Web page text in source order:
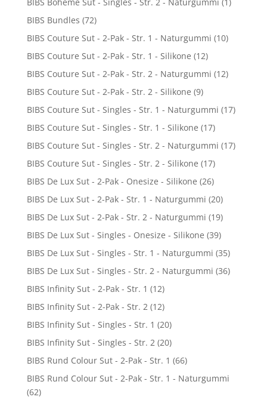
BIBS Bundles (72)
BIBS Couture Sut - 2-Pak - Str. 1 - Naturgummi (10)
BIBS Couture Sut - 2-Pak - Str. 1 - Silikone (12)
BIBS Couture Sut - 2-Pak - Str. 2 - Naturgummi (12)
BIBS Couture Sut - 2-Pak - Str. 2 - Silikone (9)
BIBS Couture Sut - Singles - Str. 1 - Naturgummi (17)
BIBS Couture Sut - Singles - Str. 1 - Silikone (17)
BIBS Couture Sut - Singles - Str. 2 - Naturgummi (17)
BIBS Couture Sut - Singles - Str. 2 - Silikone (17)
BIBS De Lux Sut - 2-Pak - Onesize - Silikone (26)
BIBS De Lux Sut - 2-Pak - Str. 1 - Naturgummi (20)
BIBS De Lux Sut - 2-Pak - Str. 2 - Naturgummi (19)
BIBS De Lux Sut - Singles - Onesize - Silikone (39)
BIBS De Lux Sut - Singles - Str. 1 - Naturgummi (35)
BIBS De Lux Sut - Singles - Str. 2 - Naturgummi (36)
BIBS Infinity Sut - 2-Pak - Str. 1 (12)
BIBS Infinity Sut - 2-Pak - Str. 2 (12)
BIBS Infinity Sut - Singles - Str. 1 (20)
BIBS Infinity Sut - Singles - Str. 2 (20)
BIBS Rund Colour Sut - 2-Pak - Str. 1 (66)
BIBS Rund Colour Sut - 2-Pak - Str. 1 - Naturgummi
(62)